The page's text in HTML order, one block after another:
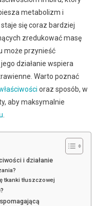
metabolizm i
się coraz bardziej
zredukować masę
może przynieść
działanie wspiera
Warto poznać
oraz sposób, w
aby maksymalnie
i działanie
tkanki tłuszczowej